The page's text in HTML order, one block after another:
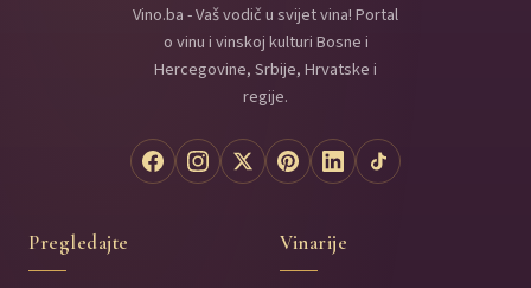
Vino.ba - Vaš vodič u svijet vina! Portal
o vinu i vinskoj kulturi Bosne i
Hercegovine, Srbije, Hrvatske i
regije.
Pregledajte Vinarije